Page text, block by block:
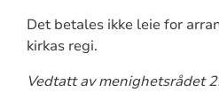
Det betales ikke leie for
kirkas regi.
Vedtatt av menighetsrådet